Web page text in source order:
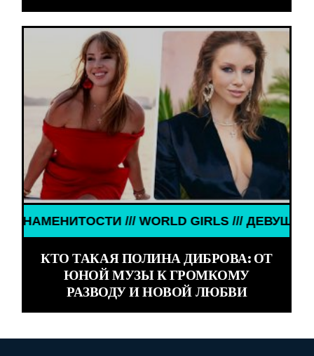
ЗНАМЕНИТОСТИ /// WORLD GIRLS ///
КТО ТАКАЯ ПОЛИНА ДИБРОВА: ОТ
ЮНОЙ МУЗЫ К ГРОМКОМУ
РАЗВОДУ И НОВОЙ ЛЮБВИ